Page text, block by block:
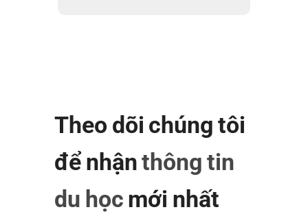
Theo dõi chúng tôi
để nhậnthông tin
du học mới nhất